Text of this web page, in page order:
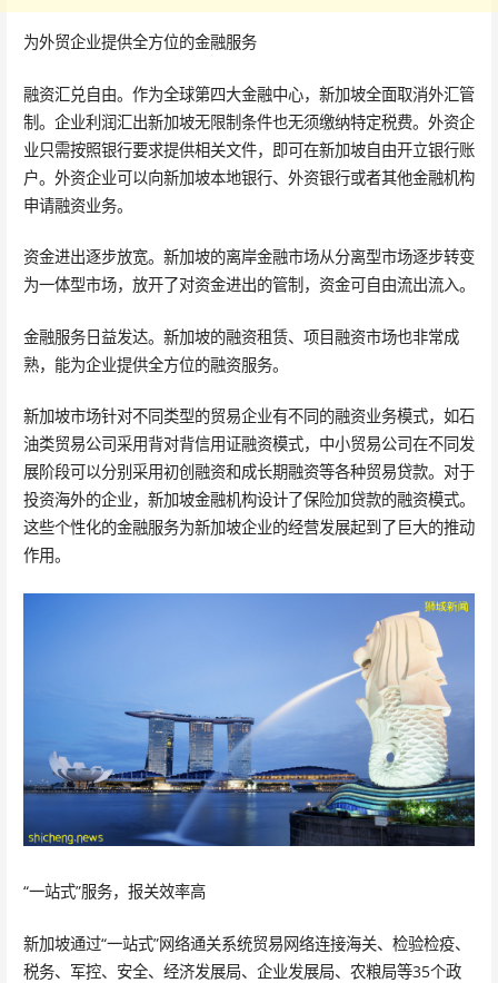
为外贸企业提供全方位的金融服务
融资汇兑自由。作为全球第四大金融中心，新加坡全面取消外汇管
制。企业利润汇出新加坡无限制条件也无须缴纳特定税费。外资企
业只需按照银行要求提供相关文件，即可在新加坡自由开立银行账
户。外资企业可以向新加坡本地银行、外资银行或者其他金融机构
申请融资业务。
资金进出逐步放宽。新加坡的离岸金融市场从分离型市场逐步转变
为一体型市场，放开了对资金进出的管制，资金可自由流出流入。
金融服务日益发达。新加坡的融资租赁、项目融资市场也非常成
熟，能为企业提供全方位的融资服务。
新加坡市场针对不同类型的贸易企业有不同的融资业务模式，如石
油类贸易公司采用背对背信用证融资模式，中小贸易公司在不同发
展阶段可以分别采用初创融资和成长期融资等各种贸易贷款。对于
投资海外的企业，新加坡金融机构设计了保险加贷款的融资模式。
这些个性化的金融服务为新加坡企业的经营发展起到了巨大的推动
作用。
“一站式”服务，报关效率高
新加坡通过“一站式”网络通关系统贸易网络连接海关、检验检疫、
税务、军控、安全、经济发展局、企业发展局、农粮局等35个政